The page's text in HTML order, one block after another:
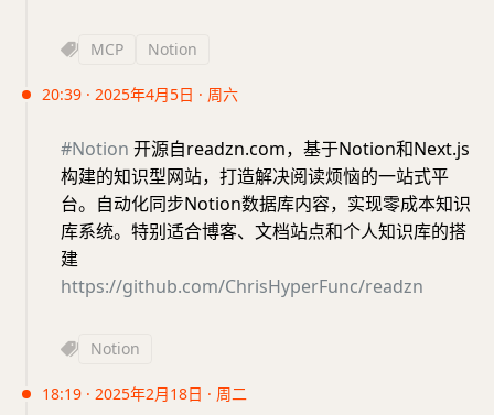
MCP Notion
20:39 · 2025年4月5日 · 周六
#Notion 开源自readzn.com，基于Notion和Next.js
构建的知识型网站，打造解决阅读烦恼的一站式平
台。自动化同步Notion数据库内容，实现零成本知识
库系统。特别适合博客、文档站点和个人知识库的搭
建
https://github.com/ChrisHyperFunc/readzn
Notion
18:19 · 2025年2月18日 · 周二